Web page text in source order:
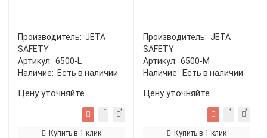
Производитель: JETA
SAFETY
Артикул: 6500-L
Наличие: Есть в наличии
Цену уточняйте
Купить в 1 клик
Производитель: JETA
SAFETY
Артикул: 6500-M
Наличие: Есть в наличии
Цену уточняйте
Купить в 1 клик